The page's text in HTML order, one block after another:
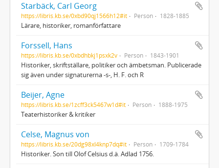
Starbäck, Carl Georg
https://libris.kb.se/0xbd90qj1566h12#it Person 1828-1885
Lärare, historiker, romanförfattare
Forssell, Hans
https://libris.kb.se/0xbdhbkj1psxk2v Person 1843-1901
Historiker, skriftställare, politiker och ämbetsman. Publicerade
sig även under signaturerna -s-, H. F. och R
Beijer, Agne
https://libris.kb.se/1zcff3ck5467w1d#it Person 1888-1975
Teaterhistoriker & kritiker
Celse, Magnus von
https://libris.kb.se/20dg98xl4knp7dq#it Person 1709-1784
Historiker. Son till Olof Celsius d.ä. Adlad 1756.